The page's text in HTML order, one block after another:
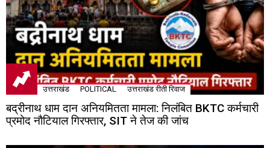
उत्तराखंड POLITICAL उत्तराखंड रीती रिवाज
बद्रीनाथ धाम दान अनियमितता मामला: निलंबित BKTC कर्मचारी
प्रमोद नौटियाल गिरफ्तार, SIT ने तेज की जांच